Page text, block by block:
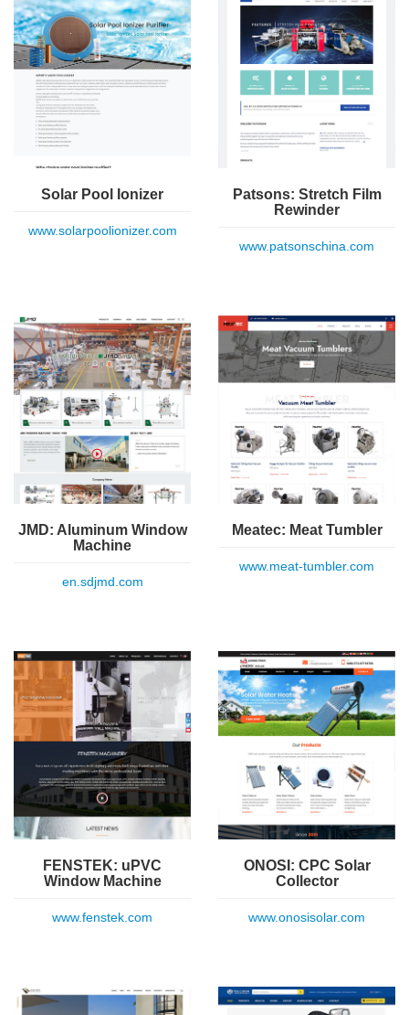
Solar Pool Ionizer
www.solarpoolionizer.com
Patsons: Stretch Film
Rewinder
www.patsonschina.com
JMD: Aluminum Window
Machine
en.sdjmd.com
Meatec: Meat Tumbler
www.meat-tumbler.com
FENSTEK: uPVC
Window Machine
www.fenstek.com
ONOSI: CPC Solar
Collector
www.onosisolar.com